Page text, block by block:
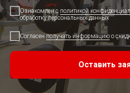
Ознакомлен с политикой
обработку персональных данных
Согласен получать информацию о
Оставить